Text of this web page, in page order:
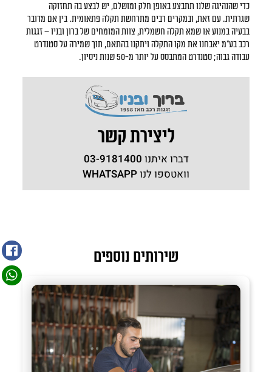
כדי שהנהיגה שלנו תתבצע באופן חלק ומושלם, יש לבצע בה תחזוקה
שגרתית. עם זאת, ובמקרים רבים מתרחשת תקלה פתאומית. בין אם מדובר
בבעיה במנוע או שמא תקלה חשמלית, צוות המומחים של ברון ובניו – זגגות
רכב בע"מ יאבחנו את מקו התקלה ויתקנו בהתאם, תוך שמירה על סטנדרט
עבודה גבוה; סטנדרט המתבסס על יותר מ-50 שנות ניסיון.
ליצירת קשר
דברו איתנו 03-9181400
וואטספו לנוWHATSAPP
שירותים נוספים